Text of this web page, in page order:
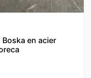
en acier